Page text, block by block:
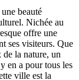
beauté
Nichée au
offre une
ses visiteurs. Que
la nature, un
en a pour tous les
ville est la